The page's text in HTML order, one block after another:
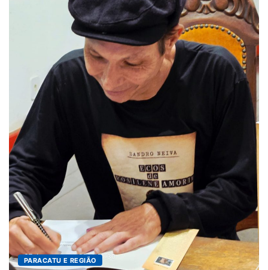
DESTAQUES
4º Fliparacatu tem
8 de agosto de 2026